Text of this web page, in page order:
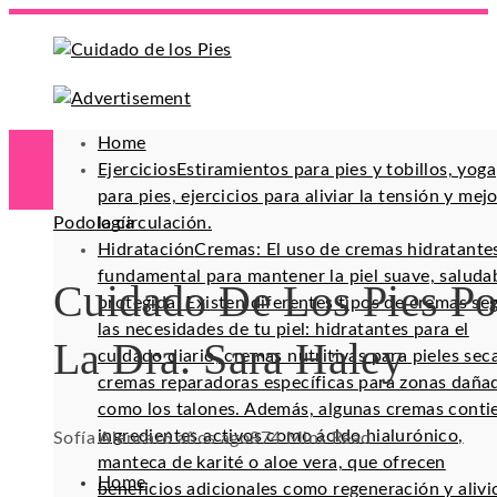
Home
EjerciciosEstiramientos para pies y tobillos, yoga
para pies, ejercicios para aliviar la tensión y
la circulación.
HidrataciónCremas: El uso de cremas
fundamental para mantener la piel suave,
protegida. Existen diferentes tipos de cremas
las necesidades de tu piel: hidratantes para el
cuidado diario, cremas nutritivas para pieles
cremas reparadoras específicas para zonas
como los talones. Además, algunas cremas
ingredientes activos como ácido hialurónico,
manteca de karité o aloe vera, que ofrecen
beneficios adicionales como regeneración y
Podología
Cuidado De Los Pies
La Dra. Sara Haley
Sofía Alencar6 años ago874 Mins Read
Home